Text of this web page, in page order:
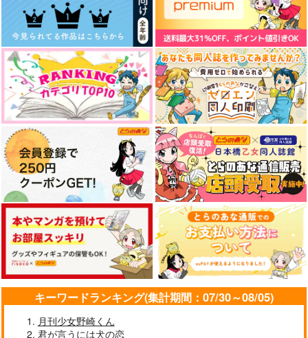
サンプル
作品詳細
715 （税込）
産屋敷耀哉×鬼舞辻無惨
サンプル
作品詳細
サンプル
作品詳細
しにたがり
湖の底から
（税込）
サンプル
草鈴日和
MP０
2,200円（税込）
水木探偵の受難
MICROMACRO
944円（税込）
生まれた直後に捨てら
れたけど、前世が大賢
者だったので余裕で生
きてます 最強赤ちゃ
ん大暴走 16
アース・スター エン
ターテイメント
726 （税込）
サンプル
作品詳細
ハプスブルク家の華麗
なる受難 2
講談社
792円（税込）
サンプル
作品詳細
醜いオークの逆襲 同
人エロゲの鬼畜皇太子
に転生した喪男の受
難 5
双葉社
792円（税込）
サンプル
作品詳細
キーワードランキング(集計期間：07/30～08/05)
月刊少女野崎くん
君が言うには犬の恋